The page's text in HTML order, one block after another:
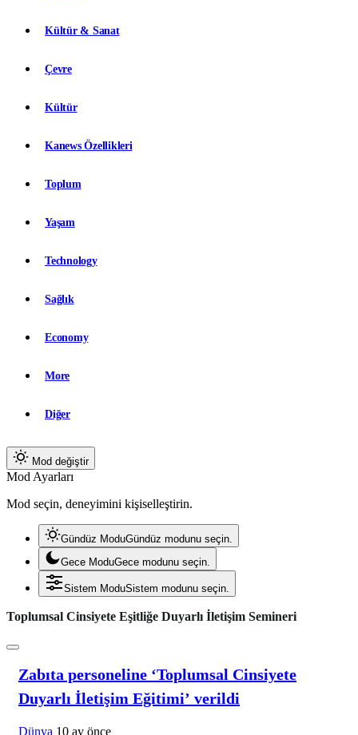
Kültür & Sanat
Çevre
Kültür
Kanews Özellikleri
Toplum
Yaşam
Technology
Sağlık
Economy
More
Diğer
Mod değiştir
Mod Ayarları
Mod seçin, deneyimini kişiselleştirin.
Gündüz ModuGündüz modunu seçin.
Gece ModuGece modunu seçin.
Sistem ModuSistem modunu seçin.
Toplumsal Cinsiyete Eşitliğe Duyarlı İletişim Semineri
Zabıta personeline ‘Toplumsal Cinsiyete
Duyarlı İletişim Eğitimi’ verildi
Dünya 10 ay önce